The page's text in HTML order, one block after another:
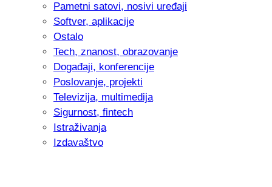
Pametni satovi, nosivi uređaji
Softver, aplikacije
Ostalo
Tech, znanost, obrazovanje
Događaji, konferencije
Poslovanje, projekti
Televizija, multimedija
Sigurnost, fintech
Istraživanja
Izdavaštvo